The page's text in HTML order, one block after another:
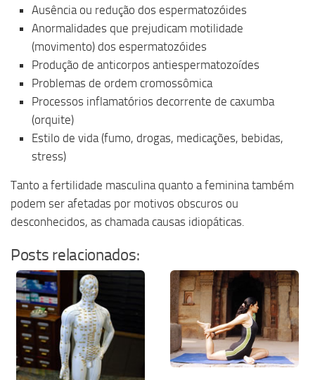
Ausência ou redução dos espermatozóides
Anormalidades que prejudicam motilidade
(movimento) dos espermatozóides
Produção de anticorpos antiespermatozoídes
Problemas de ordem cromossômica
Processos inflamatórios decorrente de caxumba
(orquite)
Estilo de vida (fumo, drogas, medicações, bebidas,
stress)
Tanto a fertilidade masculina quanto a feminina também
podem ser afetadas por motivos obscuros ou
desconhecidos, as chamada causas idiopáticas.
Posts relacionados: